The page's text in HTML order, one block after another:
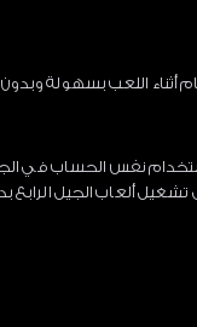
5 سرعة الانتقال بين قوائم النظام أثناء
نفس الحساب في الجيل
ألعاب الجيل الرابع